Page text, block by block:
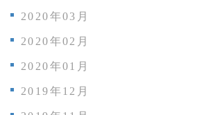
2020年03月
2020年02月
2020年01月
2019年12月